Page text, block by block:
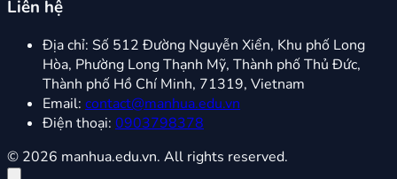
Liên hệ
Địa chỉ: Số 512 Đường Nguyễn Xiển, Khu phố Long
Hòa, Phường Long Thạnh Mỹ, Thành phố Thủ Đức,
Thành phố Hồ Chí Minh, 71319, Vietnam
Email: contact@manhua.edu.vn
Điện thoại: 0903798378
© 2026 manhua.edu.vn. All rights reserved.